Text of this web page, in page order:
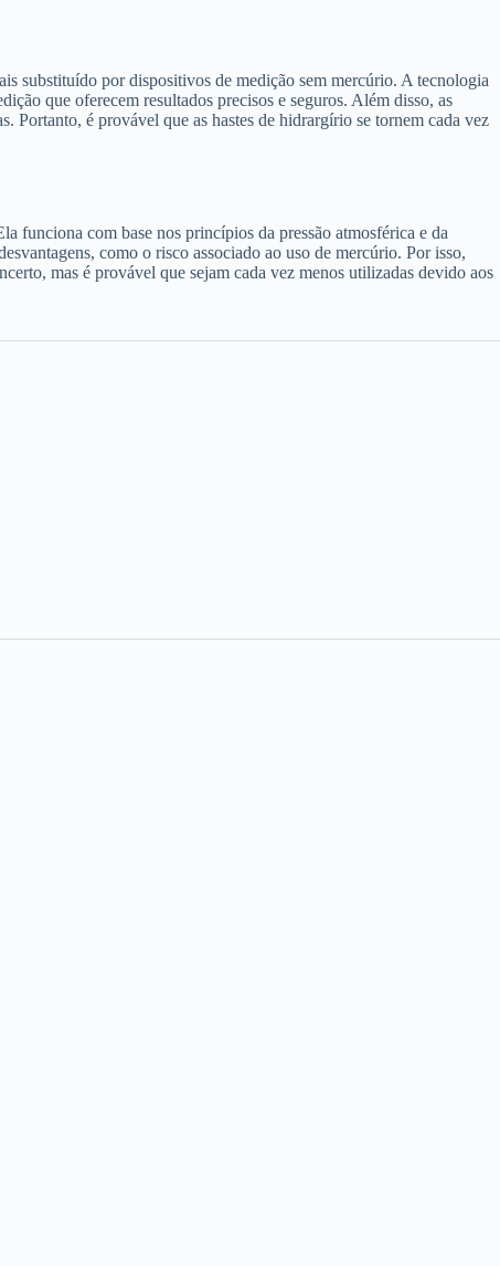
substituído por dispositivos de medição sem mercúrio. A tecnologia
que oferecem resultados precisos e seguros. Além disso, as
Portanto, é provável que as hastes de hidrargírio se tornem cada vez
funciona com base nos princípios da pressão atmosférica e da
como o risco associado ao uso de mercúrio. Por isso,
mas é provável que sejam cada vez menos utilizadas devido aos